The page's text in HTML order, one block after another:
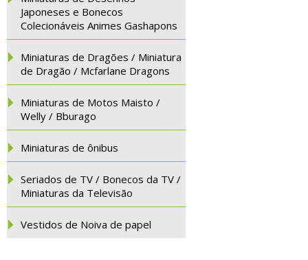
Japoneses e Bonecos
Colecionáveis Animes Gashapons
Miniaturas de Dragões / Miniatura
de Dragão / Mcfarlane Dragons
Miniaturas de Motos Maisto /
Welly / Bburago
Miniaturas de ônibus
Seriados de TV / Bonecos da TV /
Miniaturas da Televisão
Vestidos de Noiva de papel